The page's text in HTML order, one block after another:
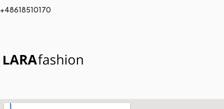
+48618510170